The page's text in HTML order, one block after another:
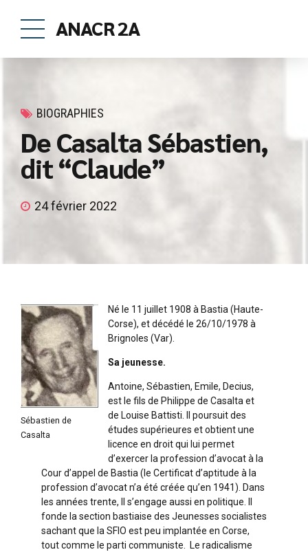
ANACR 2A
BIOGRAPHIES
De Casalta Sébastien,
dit “Claude”
24 février 2022
Sébastien de
Casalta
Né le 11 juillet 1908 à Bastia (Haute-
Corse), et décédé le 26/10/1978 à
Brignoles (Var).
Sa jeunesse.
Antoine, Sébastien, Emile, Decius,
est le fils de Philippe de Casalta et
de Louise Battisti. Il poursuit des
études supérieures et obtient une
licence en droit qui lui permet
d’exercer la profession d’avocat à la
Cour d’appel de Bastia (le Certificat d’aptitude à la
profession d’avocat n’a été créée qu’en 1941). Dans
les années trente, Il s’engage aussi en politique. Il
fonde la section bastiaise des Jeunesses socialistes
sachant que la SFIO est peu implantée en Corse,
tout comme le parti communiste. Le radicalisme